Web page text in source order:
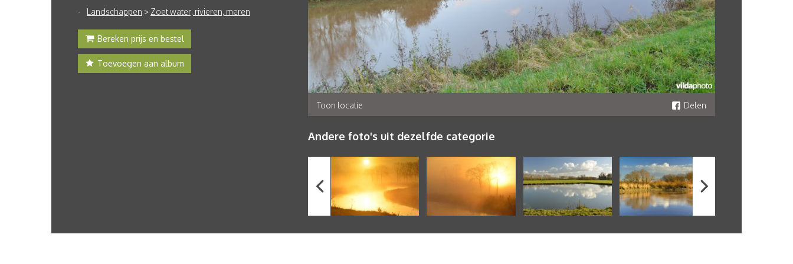
Landschappen > Zoet water, rivieren, meren
Bereken prijs en bestel
Toevoegen aan album
Toon locatie Delen
Andere foto's uit dezelfde categorie